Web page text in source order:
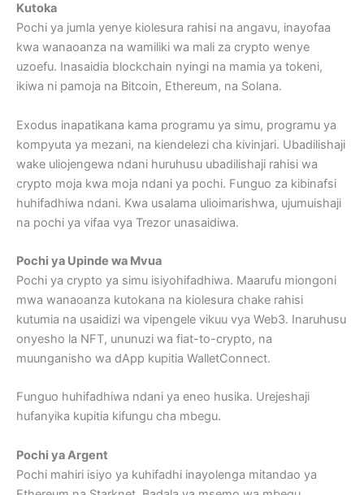
Kutoka
Pochi ya jumla yenye kiolesura rahisi na angavu, inayofaa
kwa wanaoanza na wamiliki wa mali za crypto wenye
uzoefu. Inasaidia blockchain nyingi na mamia ya tokeni,
ikiwa ni pamoja na Bitcoin, Ethereum, na Solana.
Exodus inapatikana kama programu ya simu, programu ya
kompyuta ya mezani, na kiendelezi cha kivinjari. Ubadilishaji
wake uliojengewa ndani huruhusu ubadilishaji rahisi wa
crypto moja kwa moja ndani ya pochi. Funguo za kibinafsi
huhifadhiwa ndani. Kwa usalama ulioimarishwa, ujumuishaji
na pochi ya vifaa vya Trezor unasaidiwa.
Pochi ya Upinde wa Mvua
Pochi ya crypto ya simu isiyohifadhiwa. Maarufu miongoni
mwa wanaoanza kutokana na kiolesura chake rahisi
kutumia na usaidizi wa vipengele vikuu vya Web3. Inaruhusu
onyesho la NFT, ununuzi wa fiat-to-crypto, na
muunganisho wa dApp kupitia WalletConnect.
Funguo huhifadhiwa ndani ya eneo husika. Urejeshaji
hufanyika kupitia kifungu cha mbegu.
Pochi ya Argent
Pochi mahiri isiyo ya kuhifadhi inayolenga mitandao ya